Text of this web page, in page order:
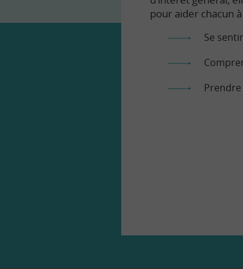
pour aider chacun
Se